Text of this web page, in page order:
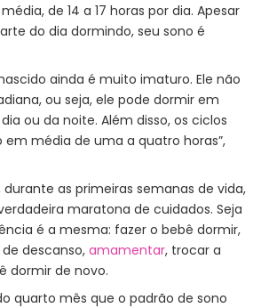
de 14 a 17 horas por dia. Apesar
do dia dormindo, seu sono é
ainda é muito imaturo. Ele não
ou seja, ele pode dormir em
ou da noite. Além disso, os ciclos
em média de uma a quatro horas”,
durante as primeiras semanas de vida,
maratona de cuidados. Seja
é a mesma: fazer o bebê dormir,
descanso, amamentar, trocar a
dormir de novo.
quarto mês que o padrão de sono